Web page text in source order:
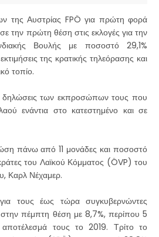
της Αυστρίας FPÖ για πρώτη φορά
την πρώτη θέση στις εκλογές για την
Βουλής με ποσοστό 29,1%
της κρατικής τηλεόρασης και
τοπίο.
δηλώσεις των εκπροσώπων τους που
ενάντια στο κατεστημένο και σε
πάνω από 11 μονάδες και ποσοστό
του Λαϊκού Κόμματος (ÖVP) του
Καρλ Νέχαμερ.
τους έως τώρα συγκυβερνώντες
πέμπτη θέση με 8,7%, περίπου 5
τους το 2019. Τρίτο το